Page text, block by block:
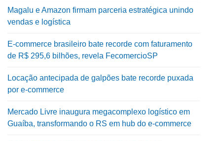
Magalu e Amazon firmam parceria estratégica unindo
vendas e logística
E-commerce brasileiro bate recorde com faturamento
de R$ 295,6 bilhões, revela FecomercioSP
Locação antecipada de galpões bate recorde puxada
por e-commerce
Mercado Livre inaugura megacomplexo logístico em
Guaíba, transformando o RS em hub do e-commerce